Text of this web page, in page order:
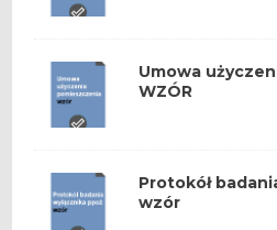
Umowa
WZÓR
Protokół
wzór